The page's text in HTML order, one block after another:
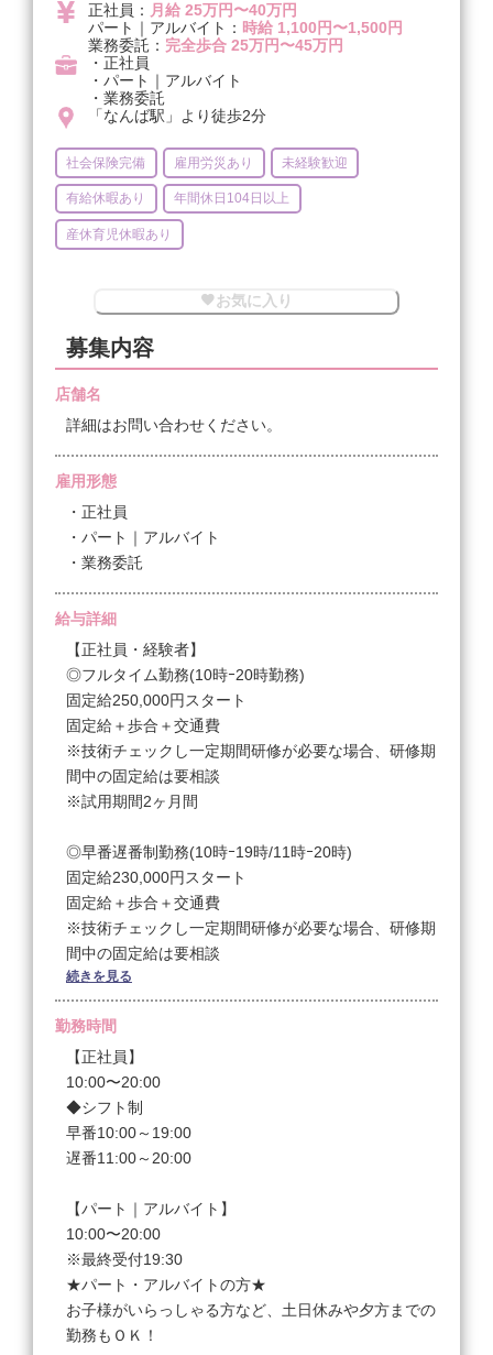
正社員： 月給 25万円〜40万円
パート｜アルバイト： 時給 1,100円〜1,500円
業務委託： 完全歩合 25万円〜45万円
・正社員
・パート｜アルバイト
・業務委託
「なんば駅」より徒歩2分
社会保険完備 雇用労災あり 未経験歓迎
有給休暇あり 年間休日104日以上
産休育児休暇あり
お気に入り
募集内容
店舗名
詳細はお問い合わせください。
雇用形態
・正社員
・パート｜アルバイト
・業務委託
給与詳細
【正社員・経験者】
◎フルタイム勤務(10時ｰ20時勤務)
固定給250,000円スタート
固定給＋歩合＋交通費
※技術チェックし一定期間研修が必要な場合、研修期
間中の固定給は要相談
※試用期間2ヶ月間
◎早番遅番制勤務(10時ｰ19時/11時ｰ20時)
固定給230,000円スタート
固定給＋歩合＋交通費
※技術チェックし一定期間研修が必要な場合、研修期
間中の固定給は要相談
※試用期間2ヶ月間
◎土日固定休み（月〜金・祝日は出勤）
10時〜20時勤務
240,000円+歩合+交通費
※技術チェックし一定期間研修が必要な場合、研修期
間中の固定給は要相談
※試用期間2ヶ月間
【正社員・未経験者】
※研修期間 約１ヶ月～２ヶ月
◆フルタイム勤務(10時ｰ20時)…21.75万円+交通費
◆早番遅番制勤務(10時-19時/11時-20時)…20万円+交
通費
続きを見る
勤務時間
【正社員】
10:00〜20:00
◆シフト制
早番10:00～19:00
遅番11:00～20:00
【パート｜アルバイト】
10:00〜20:00
※最終受付19:30
★パート・アルバイトの方★
お子様がいらっしゃる方など、土日休みや夕方までの
勤務もＯＫ！